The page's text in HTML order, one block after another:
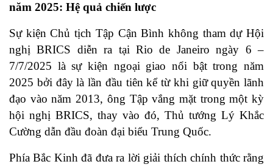
năm 2025: Hệ quả chiến lược
Sự kiện Chủ tịch Tập Cận Bình không tham dự Hội
nghị BRICS diễn ra tại Rio de Janeiro ngày 6 –
7/7/2025 là sự kiện ngoại giao nổi bật trong năm
2025 bởi đây là lần đầu tiên kể từ khi giữ quyền lãnh
đạo vào năm 2013, ông Tập vắng mặt trong một kỳ
hội nghị BRICS, thay vào đó, Thủ tướng Lý Khắc
Cường dẫn đầu đoàn đại biểu Trung Quốc.
Phía Bắc Kinh đã đưa ra lời giải thích chính thức rằng